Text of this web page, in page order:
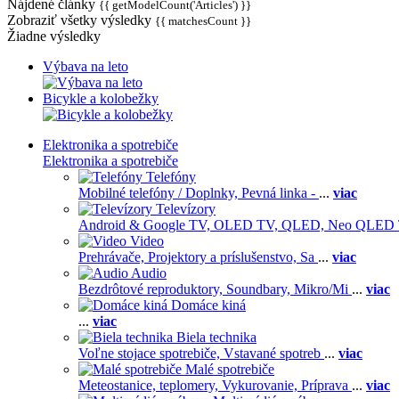
Nájdené články {{ getModelCount('Articles') }}
Zobraziť všetky výsledky {{ matchesCount }}
Žiadne výsledky
Výbava na leto
Bicykle a kolobežky
Elektronika a spotrebiče
Elektronika a spotrebiče
Telefóny
Mobilné telefóny / Doplnky, Pevná linka - ... viac
Televízory
Android & Google TV, OLED TV, QLED, Neo QLED
Video
Prehrávače, Projektory a príslušenstvo, Sa ... viac
Audio
Bezdrôtové reproduktory, Soundbary, Mikro/Mi ... viac
Domáce kiná
... viac
Biela technika
Voľne stojace spotrebiče, Vstavané spotreb ... viac
Malé spotrebiče
Meteostanice, teplomery, Vykurovanie, Príprava ... viac